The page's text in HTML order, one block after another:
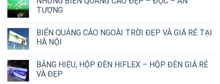
TƯỢNG
BIỂN QUẢNG CÁO NGOÀI TRỜI ĐẸP VÀ GIÁ RẺ TẠI
HÀ NỘI
BẢNG HIỆU, HỘP ĐÈN HIFLEX – HỘP ĐÈN GIÁ RẺ
VÀ ĐẸP